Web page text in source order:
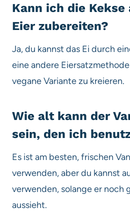
Kann ich die Kekse
Eier zubereiten?
Ja, du kannst das Ei durch
eine andere
vegane Variante zu kreieren.
Wie alt kann der
sein, den ich
Es ist am besten, frischen
verwenden, aber du kannst
verwenden, solange er noch
aussieht.